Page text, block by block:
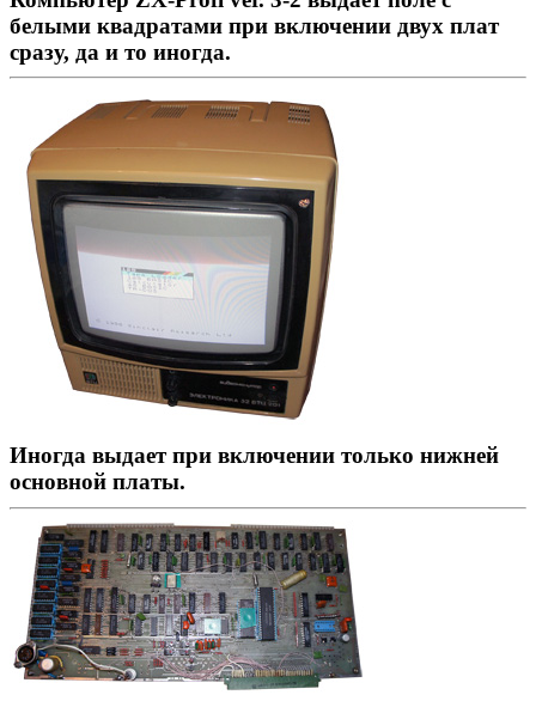
белыми квадратами при включении двух плат
сразу, да и то иногда.
Иногда выдает при включении только нижней
основной платы.